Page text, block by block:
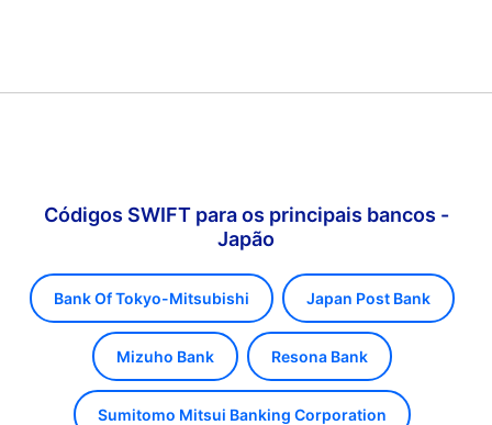
Códigos SWIFT para os principais bancos -
Japão
Bank Of Tokyo-Mitsubishi Japan Post Bank
Mizuho Bank Resona Bank
Sumitomo Mitsui Banking Corporation